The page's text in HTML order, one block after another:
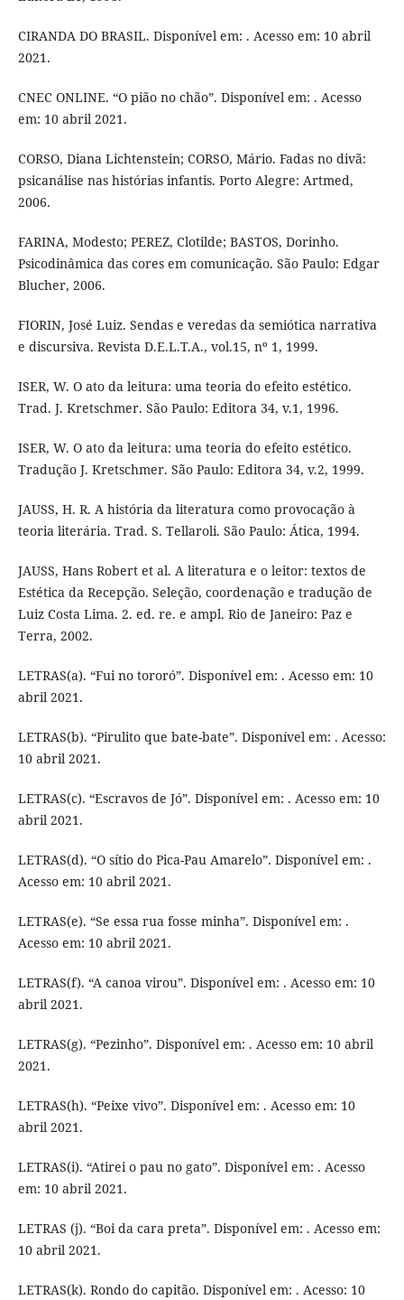
CIRANDA DO BRASIL. Disponível em: . Acesso em: 10 abril
2021.
CNEC ONLINE. “O pião no chão”. Disponível em: . Acesso
em: 10 abril 2021.
CORSO, Diana Lichtenstein; CORSO, Mário. Fadas no divã:
psicanálise nas histórias infantis. Porto Alegre: Artmed,
2006.
FARINA, Modesto; PEREZ, Clotilde; BASTOS, Dorinho.
Psicodinâmica das cores em comunicação. São Paulo: Edgar
Blucher, 2006.
FIORIN, José Luiz. Sendas e veredas da semiótica narrativa
e discursiva. Revista D.E.L.T.A., vol.15, nº 1, 1999.
ISER, W. O ato da leitura: uma teoria do efeito estético.
Trad. J. Kretschmer. São Paulo: Editora 34, v.1, 1996.
ISER, W. O ato da leitura: uma teoria do efeito estético.
Tradução J. Kretschmer. São Paulo: Editora 34, v.2, 1999.
JAUSS, H. R. A história da literatura como provocação à
teoria literária. Trad. S. Tellaroli. São Paulo: Ática, 1994.
JAUSS, Hans Robert et al. A literatura e o leitor: textos de
Estética da Recepção. Seleção, coordenação e tradução de
Luiz Costa Lima. 2. ed. re. e ampl. Rio de Janeiro: Paz e
Terra, 2002.
LETRAS(a). “Fui no tororó”. Disponível em: . Acesso em: 10
abril 2021.
LETRAS(b). “Pirulito que bate-bate”. Disponível em: . Acesso:
10 abril 2021.
LETRAS(c). “Escravos de Jó”. Disponível em: . Acesso em: 10
abril 2021.
LETRAS(d). “O sítio do Pica-Pau Amarelo”. Disponível em: .
Acesso em: 10 abril 2021.
LETRAS(e). “Se essa rua fosse minha”. Disponível em: .
Acesso em: 10 abril 2021.
LETRAS(f). “A canoa virou”. Disponível em: . Acesso em: 10
abril 2021.
LETRAS(g). “Pezinho”. Disponível em: . Acesso em: 10 abril
2021.
LETRAS(h). “Peixe vivo”. Disponível em: . Acesso em: 10
abril 2021.
LETRAS(i). “Atirei o pau no gato”. Disponível em: . Acesso
em: 10 abril 2021.
LETRAS (j). “Boi da cara preta”. Disponível em: . Acesso em:
10 abril 2021.
LETRAS(k). Rondo do capitão. Disponível em: . Acesso: 10